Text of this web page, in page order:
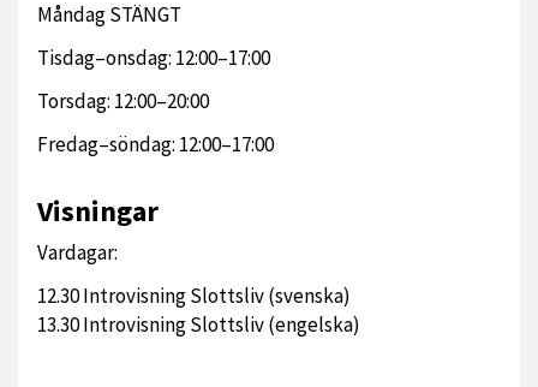
Måndag STÄNGT
Tisdag–onsdag: 12:00–17:00
Torsdag: 12:00–20:00
Fredag–söndag: 12:00–17:00
Visningar
Vardagar:
12.30 Introvisning Slottsliv (svenska)
13.30 Introvisning Slottsliv (engelska)